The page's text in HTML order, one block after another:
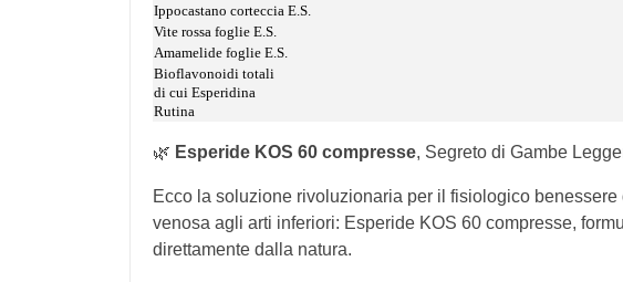
Ippocastano corteccia E.S.
Vite rossa foglie E.S.
Amamelide foglie E.S.
Bioflavonoidi totali
di cui Esperidina
Rutina
🌿 Esperide KOS 60 compresse, Segreto di Gambe
Ecco la soluzione rivoluzionaria per il fisiologico
venosa agli arti inferiori: Esperide KOS 60 compresse,
direttamente dalla natura.